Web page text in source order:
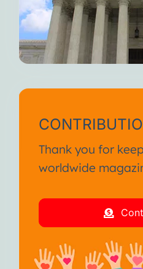
Thank you for
worldwide